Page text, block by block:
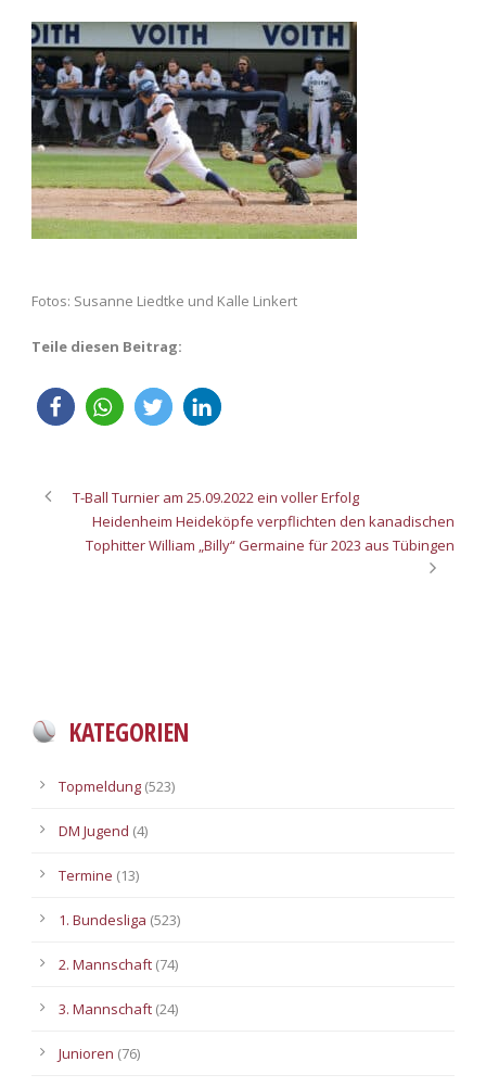
Fotos: Susanne Liedtke und Kalle Linkert
Teile diesen Beitrag:
T-Ball Turnier am 25.09.2022 ein voller Erfolg
Heidenheim Heideköpfe verpflichten den kanadischen
Tophitter William „Billy“ Germaine für 2023 aus Tübingen
KATEGORIEN
Topmeldung (523)
DM Jugend (4)
Termine (13)
1. Bundesliga (523)
2. Mannschaft (74)
3. Mannschaft (24)
Junioren (76)